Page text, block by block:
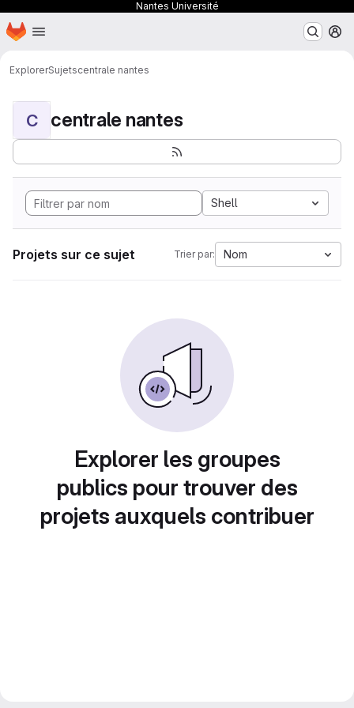
Nantes Université
Passer au contenu principal
Page d'accueil
ExplorerSujetscentrale nantes
C centrale nantes
Shell
Projets sur ce sujet Trier par: Nom
Explorer les groupes
publics pour trouver des
projets auxquels contribuer